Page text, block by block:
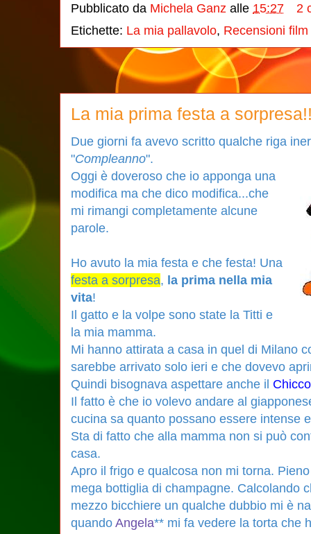
Pubblicato da Michela Ganz alle 15:27
2
Etichette: La mia pallavolo, Recensioni film
La mia prima festa a
Due giorni fa avevo scritto qualche riga
"Compleanno".
Oggi è doveroso che io apponga una
modifica ma che dico modifica...che
mi rimangi completamente alcune
parole.
Ho avuto la mia festa e che festa! Una
festa a sorpresa, la prima nella mia
vita!
Il gatto e la volpe sono state la Titti e
la mia mamma.
Mi hanno attirata a casa in quel di Milano
sarebbe arrivato solo ieri e che dovevo
Quindi bisognava aspettare anche il Chicco
Il fatto è che io volevo andare al
cucina sa quanto possano essere intense
Sta di fatto che alla mamma non si può
casa.
Apro il frigo e qualcosa non mi torna.
mega bottiglia di champagne. Calcolando
mezzo bicchiere un qualche dubbio mi è
quando Angela** mi fa vedere la torta che